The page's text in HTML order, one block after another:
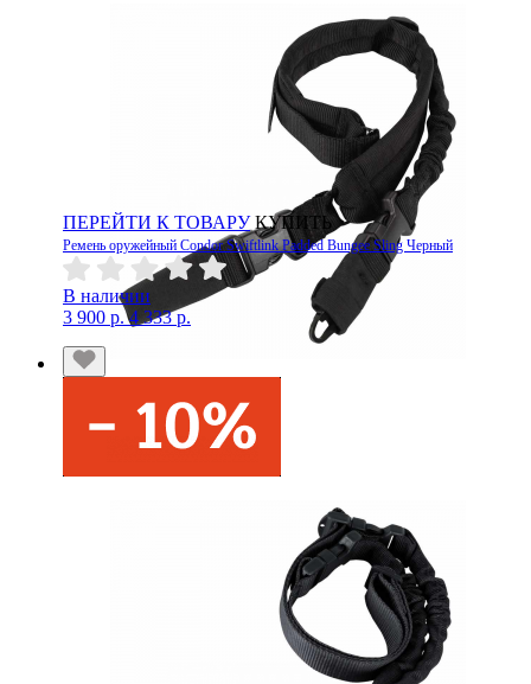
ПЕРЕЙТИ К ТОВАРУ КУПИТЬ
Ремень оружейный Condor Swiftlink Padded Bungee Sling Черный
В наличии
3 900 р. 4 333 р.